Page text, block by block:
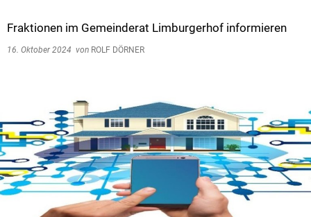
Fraktionen im Gemeinderat Limburgerhof informieren
16. Oktober 2024 von ROLF DÖRNER